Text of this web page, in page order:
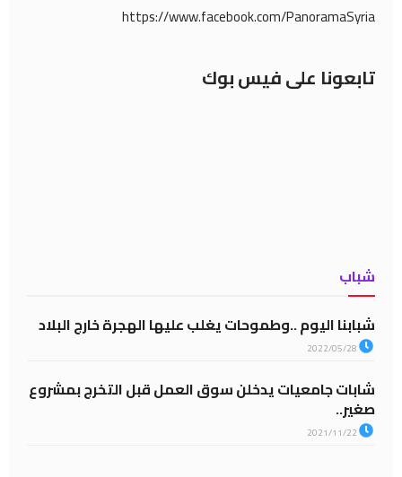
https://www.facebook.com/PanoramaSyria
تابعونا على فيس بوك
شباب
شبابنا اليوم ..وطموحات يغلب عليها الهجرة خارج البلاد
شابات جامعيات يدخلن سوق العمل قبل التخرج بمشروع
صغير..